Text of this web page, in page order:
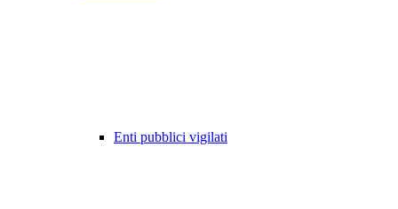
Enti pubblici vigilati